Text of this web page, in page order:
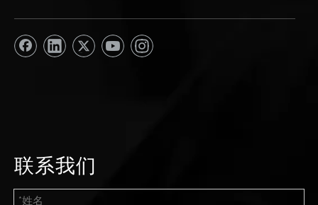
联系我们